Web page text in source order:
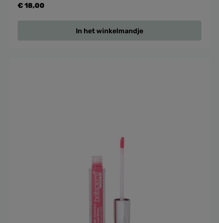
€ 18,00
In het winkelmandje